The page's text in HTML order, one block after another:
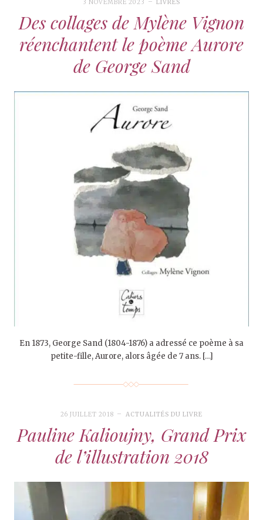
3 NOVEMBRE 2023 LIVRES
Des collages de Mylène Vignon
réenchantent le poème Aurore
de George Sand
En 1873, George Sand (1804-1876) a adressé ce poème à sa
petite-fille, Aurore, alors âgée de 7 ans. […]
26 JUILLET 2018 ACTUALITÉS DU LIVRE
Pauline Kalioujny, Grand Prix
de l’illustration 2018